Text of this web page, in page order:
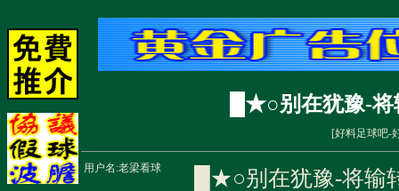
█★○别在犹豫-
[好料足球吧-
用户名:老梁看球 █★○别在犹豫-将